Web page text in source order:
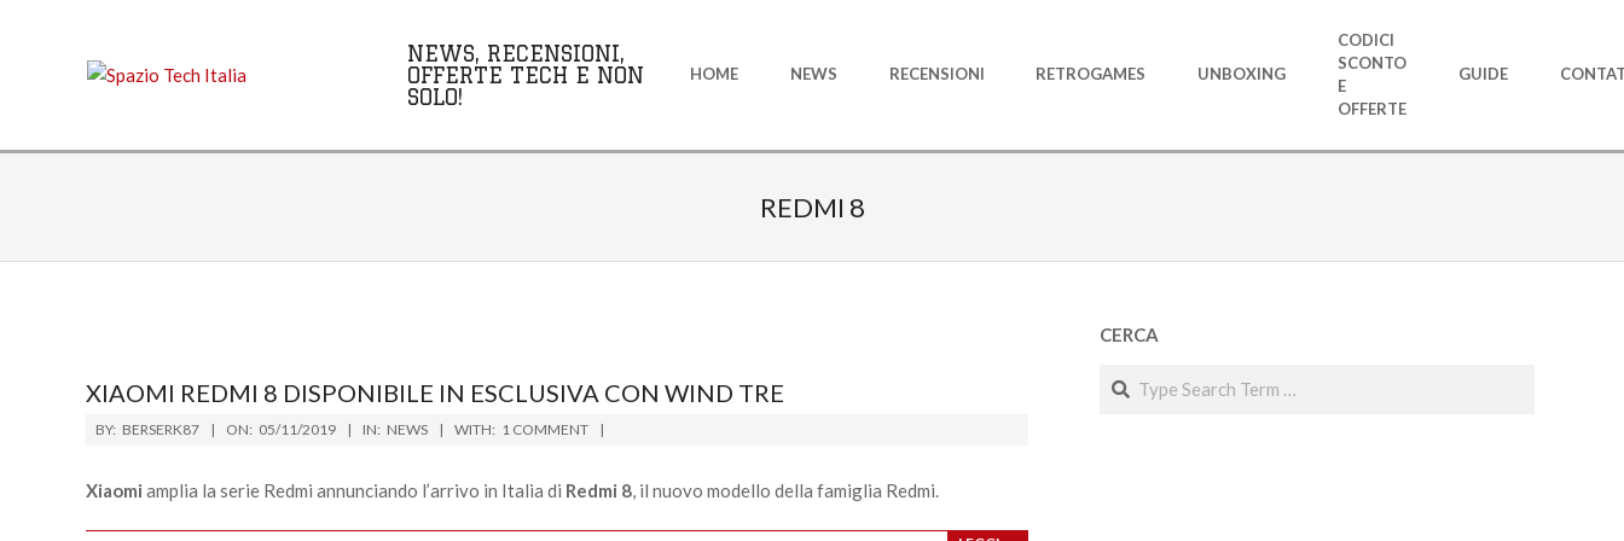
NEWS, RECENSIONI,
OFFERTE TECH E NON
SOLO!
Menu
HOME NEWS RECENSIONI RETROGAMES UNBOXING
CODICI
SCONTO
E
OFFERTE
GUIDE
REDMI 8
XIAOMI REDMI 8 DISPONIBILE IN ESCLUSIVA CON WIND TRE
2019-
05
BY: BERSERK87 ON: 05/11/2019 IN: NEWS WITH: 1 COMMENT
Xiaomi amplia la serie Redmi annunciando l’arrivo in Italia di Redmi 8, il nuovo modello della famiglia Redmi.
CERCA
Search